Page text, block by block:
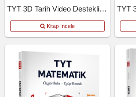
TYT 3D Tarih Video Destekli Defter
Kitap İncele